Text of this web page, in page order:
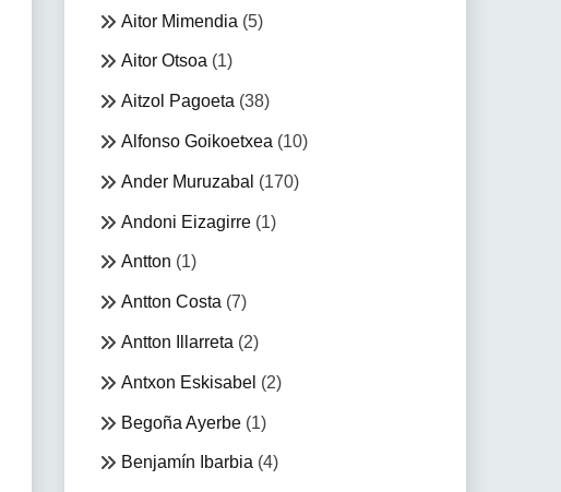
Aitor Mimendia (5)
Aitor Otsoa (1)
Aitzol Pagoeta (38)
Alfonso Goikoetxea (10)
Ander Muruzabal (170)
Andoni Eizagirre(1)
Antton (1)
Antton Costa (7)
Antton Illarreta (2)
Antxon Eskisabel (2)
Begoña Ayerbe(1)
Benjamín Ibarbia (4)